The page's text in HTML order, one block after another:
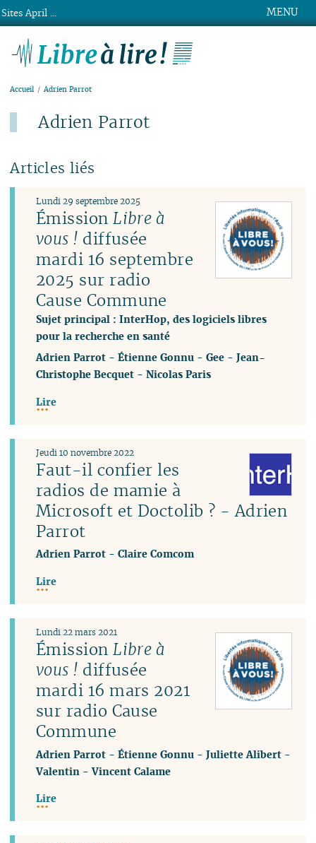
MENU
Accueil Adrien Parrot
Adrien Parrot
Articles liés
ÉmissionLibre à
vous ! diffusée
mardi 16 septembre
2025 sur radio
Cause Commune
Sujet principal : InterHop, des logiciels libres
pour la recherche en santé
Lundi 29 septembre 2025
Adrien Parrot -Étienne Gonnu -Gee -Jean-
Christophe Becquet -Nicolas Paris
Lire
Faut-il confier les
radios de mamie à
Microsoft et Doctolib ? - Adrien
Parrot
Jeudi 10 novembre 2022
Adrien Parrot -Claire Comcom
Lire
ÉmissionLibre à
vous ! diffusée
mardi 16 mars 2021
sur radio Cause
Commune
Lundi 22 mars 2021
Adrien Parrot -Étienne Gonnu -Juliette Alibert -
Valentin -Vincent Calame
Lire
Sites April ...